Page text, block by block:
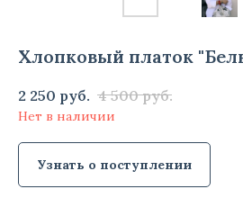
Хлопковый платок
2 250 руб. 4 500 руб.
Нет в наличии
Узнать о поступлении